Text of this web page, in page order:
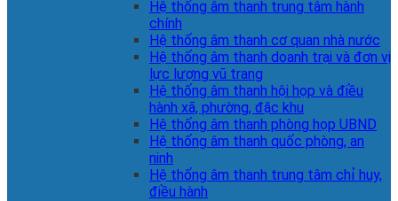
Hệ thống âm thanh trung tâm hành
chính
Hệ thống âm thanh cơ quan nhà nước
Hệ thống âm thanh doanh trại và đơn vị
lực lượng vũ trang
Hệ thống âm thanh hội họp và điều
hành xã, phường, đặc khu
Hệ thống âm thanh phòng họp UBND
Hệ thống âm thanh quốc phòng, an
ninh
Hệ thống âm thanh trung tâm chỉ huy,
điều hành